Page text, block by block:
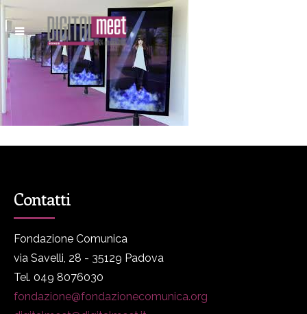
Contatti
Fondazione Comunica
via Savelli, 28 - 35129 Padova
Tel. 049 8076030
fondazione@fondazionecomunica.org